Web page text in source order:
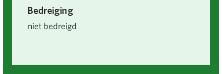
Bedreiging
niet bedreigd